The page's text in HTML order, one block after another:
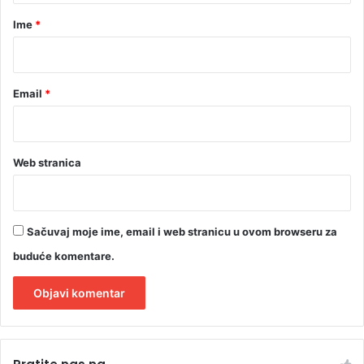
T
I
)
rIme *
Email *
Web stranica
Sačuvaj moje ime, email i web stranicu u ovom browseru za
buduće komentare.